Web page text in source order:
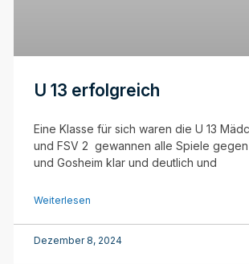
U 13 erfolgreich
Eine Klasse für sich waren die U 13
und FSV 2 gewannen alle Spiele
und Gosheim klar und deutlich und
Weiterlesen
Dezember 8, 2024